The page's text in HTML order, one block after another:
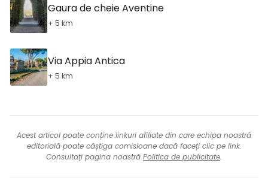
Gaura de cheie Aventine
+ 5 km
Via Appia Antica
+ 5 km
Acest articol poate conține linkuri afiliate din care echipa noastră
editorială poate câștiga comisioane dacă faceți clic pe link.
Consultați pagina noastră Politica de publicitate.